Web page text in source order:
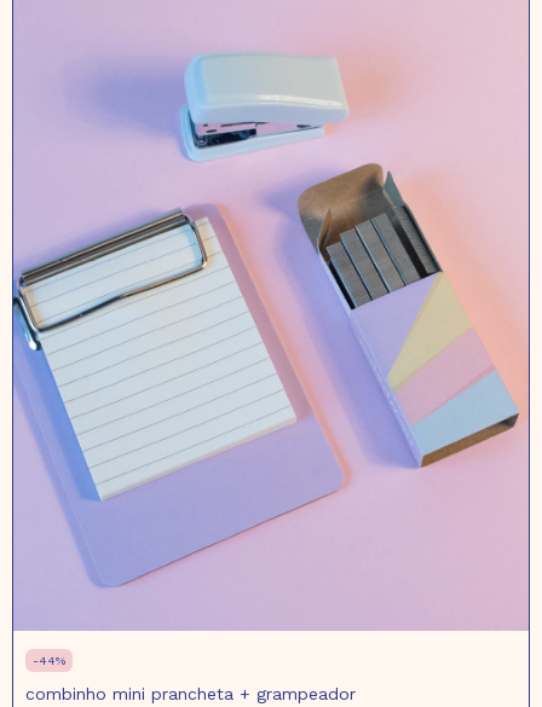
-44%
combinho mini prancheta + grampeador